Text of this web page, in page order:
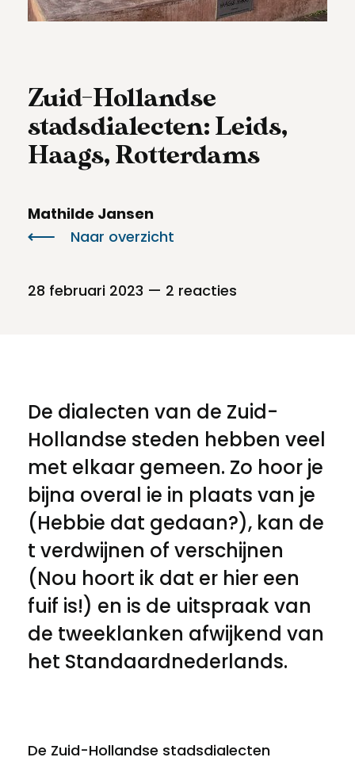
Voorwaarden
Zuid-Hollandse
stadsdialecten: Leids,
Haags, Rotterdams
Mathilde Jansen
Naar overzicht
28 februari 2023 — 2 reacties
De dialecten van de Zuid-
Hollandse steden hebben veel
met elkaar gemeen. Zo hoor je
bijna overal ie in plaats van je
(Hebbie dat gedaan?), kan de
t verdwijnen of verschijnen
(Nou hoort ik dat er hier een
fuif is!) en is de uitspraak van
de tweeklanken afwijkend van
het Standaardnederlands.
De Zuid-Hollandse stadsdialecten